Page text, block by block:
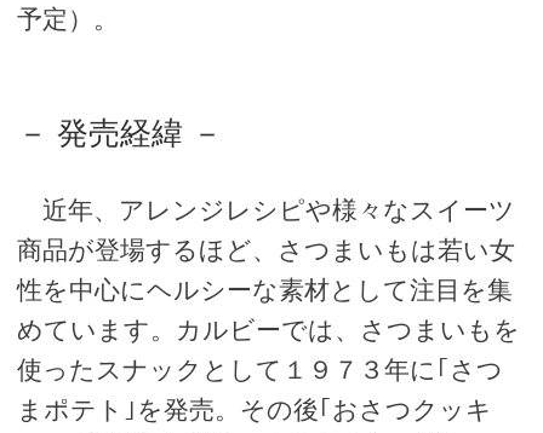
予定）。
－ 発売経緯 －
近年、アレンジレシピや様々なスイーツ
商品が登場するほど、さつまいもは若い女
性を中心にヘルシーな素材として注目を集
めています。カルビーでは、さつまいもを
使ったスナックとして１９７３年に｢さつ
まポテト｣を発売。その後｢おさつクッキ